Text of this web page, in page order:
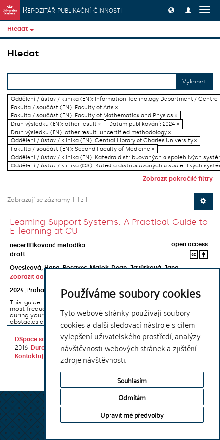
Používáme soubory cookies
Tyto webové stránky používají soubory
cookies a další sledovací nástroje s cílem
vylepšení uživatelského prostředí, analýzy
návštěvnosti webových stránek a zjištění
zdroje návštěvnosti.
Souhlasím
Odmítám
Upravit mé předvolby
Přeskočit na obsah
Repozitář publikační činnosti
Hledat
Hledat
Vykonat
Oddělení / ústav / klinika (EN): Information Technology Department / Centre
Fakulta / součást (EN): Faculty of Arts ×
Fakulta / součást (EN): Faculty of Mathematics and Physics ×
Druh výsledku (EN): other result ×
Datum publikování: 2024 ×
Druh výsledku (EN): other result::uncertified methodology ×
Oddělení / ústav / klinika (EN): Central Library of Charles University ×
Fakulta / součást (EN): Second Faculty of Medicine ×
Oddělení / ústav / klinika (EN): Katedra distribuovaných a spolehlivých
Oddělení / ústav / klinika (CS): Katedra distribuovaných a spolehlivých
Zobrazit pokročilé filtry
Zobrazují se záznamy 1-1 z 1
Learning Support Systems: A Practical Guide to
E-learning at CU
necertifikovaná metodika
open access
draft
Ovesleová, Hana;Posavec-Malok, Dean;Javůrková, Jana;
Zobrazit další autory
2024
Praha
Univerzita Karlova, Nakladatelství Karolinum
This guide introduces the e-learning support tools that are used
most frequently at Charles University and that you may encounter
during your studies. It will also help you to avoid the most common
obstacles associated ...
DSpace softwarecopyright © 2002-
2016
DuraSpace
Kontaktujte nás
Vyjádření názoru
Theme by